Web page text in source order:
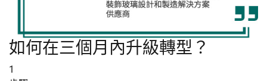
如何在三個月內升級轉型？
1